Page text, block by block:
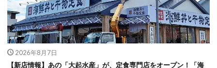
2026年8月7日
【新店情報】あの「大起水産」が、定食専門店をオープン！「海